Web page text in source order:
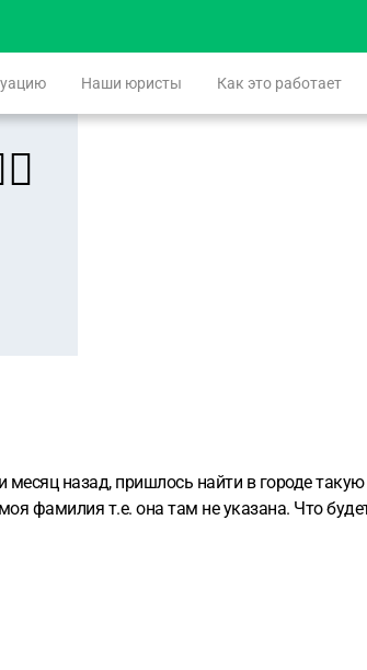
Наши юристы Как это работает
назад, пришлось найти в городе
фамилия т.е. она там не указана. Что